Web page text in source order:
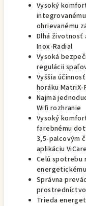
Vysoký
ohrievanému
Dlhá
Inox-Radial
Vysoká
regulácii
Vyššia
horáku MatriX-
Najmä
Wifi rozhranie
Vysoký
farebnému
3,5-palcovým
aplikáciu ViCare
Celú spotrebu
Správna
Trieda